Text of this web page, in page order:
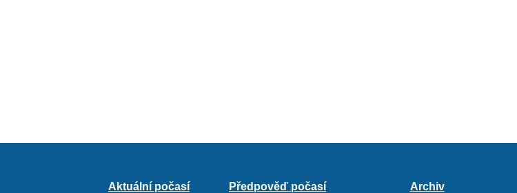
Aktuální počasí
Předpověď počasí
Archiv